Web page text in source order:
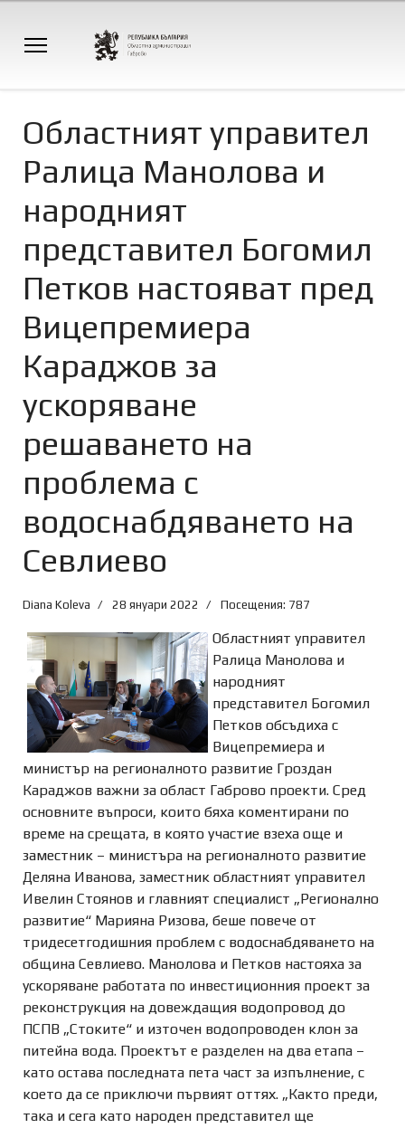
Областният управител
Ралица Манолова и
народният
представител Богомил
Петков настояват пред
Вицепремиера
Караджов за
ускоряване
решаването на
проблема с
водоснабдяването на
Севлиево
Diana Koleva 28 януари 2022 Посещения: 787
Областният управител
Ралица Манолова и
народният
представител Богомил
Петков обсъдиха с
Вицепремиера и
министър на регионалното развитие Гроздан
Караджов важни за област Габрово проекти. Сред
основните въпроси, които бяха коментирани по
време на срещата, в която участие взеха още и
заместник – министъра на регионалното развитие
Деляна Иванова, заместник областният управител
Ивелин Стоянов и главният специалист „Регионално
развитие“ Марияна Ризова, беше повече от
тридесетгодишния проблем с водоснабдяването на
община Севлиево. Манолова и Петков настояха за
ускоряване работата по инвестиционния проект за
реконструкция на довеждащия водопровод до
ПСПВ „Стоките“ и източен водопроводен клон за
питейна вода. Проектът е разделен на два етапа –
като остава последната пета част за изпълнение, с
което да се приключи първият оттях. „Както преди,
така и сега като народен представител ще